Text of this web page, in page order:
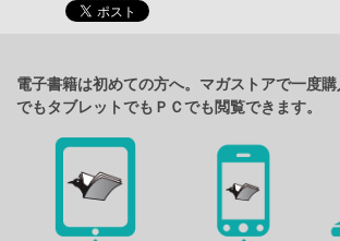
電子書籍は初めての方へ。マガストアで一度
でもタブレットでもＰＣでも閲覧できます。